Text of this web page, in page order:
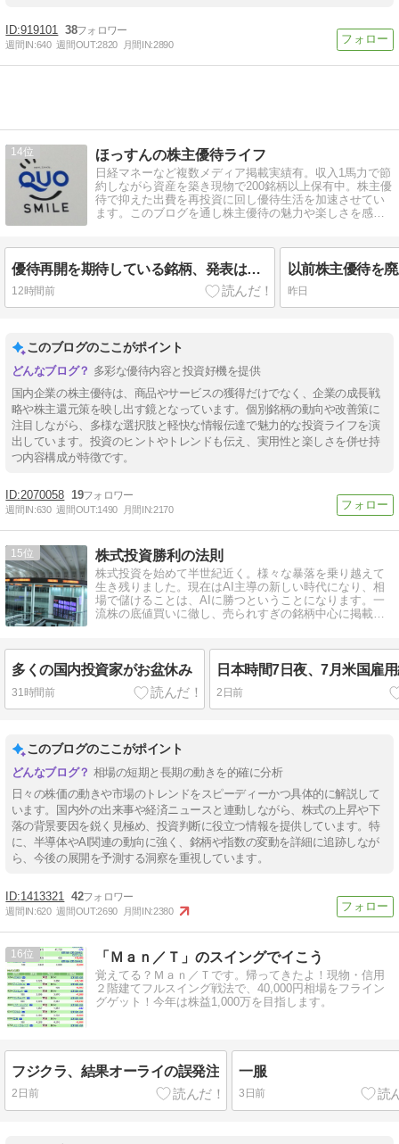
919101 38
週間IN:640 週間OUT:2820 月間IN:2890
14 ほっすんの株主優待ライフ
日経マネーなど複数メディア掲載実績有。収入1馬力で節
約しながら資産を築き現物で200銘柄以上保有中。株主優
待で抑えた出費を再投資に回し優待生活を加速させてい
ます。このブログを通し株主優待の魅力や楽しさを感じ
優待再開を期待している銘柄、発表はまだか
12時間前 昨日
このブログのここがポイント
多彩な優待内容と投資好機を提供
国内企業の株主優待は、商品やサービスの獲得だけでなく、企業の成長戦
略や株主還元策を映し出す鏡となっています。個別銘柄の動向や改善策に
注目しながら、多様な選択肢と軽快な情報伝達で魅力的な投資ライフを演
出しています。投資のヒントやトレンドも伝え、実用性と楽しさを併せ持
つ内容構成が特徴です。
2070058 19
週間IN:630 週間OUT:1490 月間IN:2170
15 株式投資勝利の法則
株式投資を始めて半世紀近く。様々な暴落を乗り越えて
生き残りました。現在はAI主導の新しい時代になり、相
場で儲けることは、AIに勝つということになります。一
流株の底値買いに徹し、売られすぎの銘柄中心に掲載し
多くの国内投資家がお盆休み
31時間前
日本時間7日夜、7月米国雇
2日前
このブログのここがポイント
相場の短期と長期の動きを的確に分析
日々の株価の動きや市場のトレンドをスピーディーかつ具体的に解説して
います。国内外の出来事や経済ニュースと連動しながら、株式の上昇や下
落の背景要因を鋭く見極め、投資判断に役立つ情報を提供しています。特
に、半導体やAI関連の動向に強く、銘柄や指数の変動を詳細に追跡しなが
ら、今後の展開を予測する洞察を重視しています。
1413321 42
週間IN:620 週間OUT:2690 月間IN:2380
16 「Ｍａｎ／Ｔ」のスイングでイこう
覚えてる？Ｍａｎ／Ｔです。帰ってきたよ！現物・信用
２階建てフルスイング戦法で、40,000円相場をフライン
グゲット！今年は株益1,000万を目指します。
フジクラ、結果オーライの誤発注
2日前
一服
3日前